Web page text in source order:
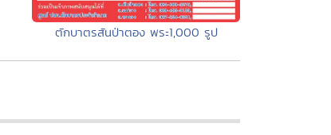
ตักบาตรสันป่าตอง พระ1,000 รูป